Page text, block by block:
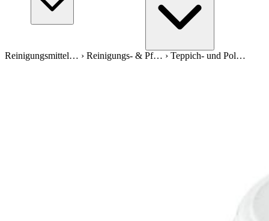
Reinigungsmittel… › Reinigungs- & Pf… › Teppich- und Pol…